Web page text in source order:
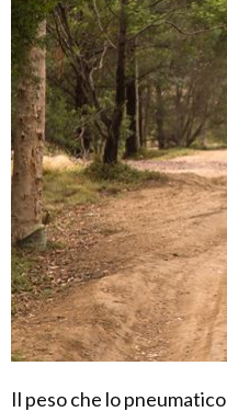
Il peso che lo